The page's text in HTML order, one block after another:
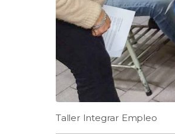
Taller Integrar Empleo